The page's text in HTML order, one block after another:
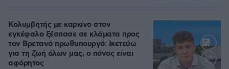
Κολυμβητής με καρκίνο στον
εγκέφαλο ξέσπασε σε κλάματα προς
τον Βρετανό πρωθυπουργό: Ικετεύω
για τη ζωή όλων μας, ο πόνος είναι
αφόρητος